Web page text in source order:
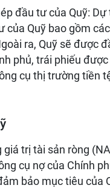
đầu tư của Quỹ:
của Quỹ bao gồm
ra, Quỹ sẽ được
phủ, trái phiếu
cụ thị trường tiền
trị tài sản ròng
cụ nợ của Chính
bảo mục tiêu của